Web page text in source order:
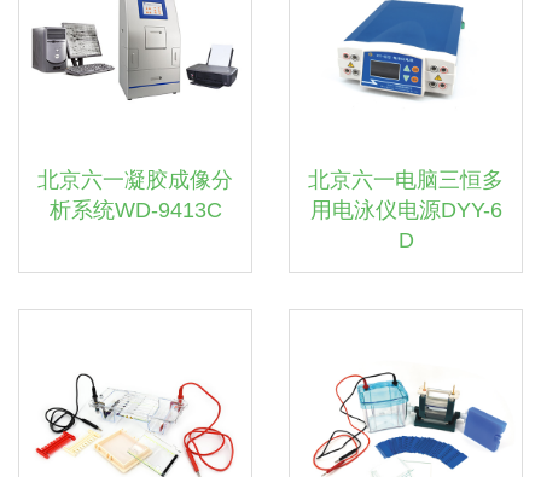
北京六一凝胶成像分
析系统WD-9413C
北京六一电脑三恒多
用电泳仪电源DYY-6
D